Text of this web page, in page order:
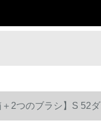
2つのブラシ】S 52